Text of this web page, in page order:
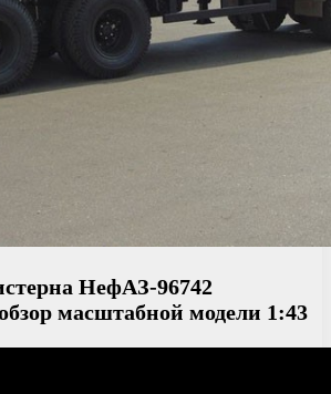
НефАЗ-96742
масштабной модели 1:43